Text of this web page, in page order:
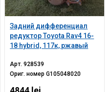
Задний дифференциал
редуктор Toyota Rav4 16-
18 hybrid, 117к, ржавый
Арт.928539
Ориг. номерG105048020